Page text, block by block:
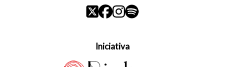
Iniciativa